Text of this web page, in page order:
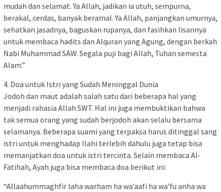
mudah dan selamat. Ya Allah, jadikan ia utuh, sempurna,
berakal, cerdas, banyak beramal. Ya Allah, panjangkan umurnya,
sehatkan jasadnya, baguskan rupanya, dan fasihkan lisannya
untuk membaca hadits dan Alquran yang Agung, dengan berkah
Nabi Muhammad SAW. Segala puji bagi Allah, Tuhan semesta
Alam.”
4. Doa untuk Istri yang Sudah Meninggal Dunia
Jodoh dan maut adalah salah satu dari beberapa hal yang
menjadi rahasia Allah SWT. Hal ini juga membuktikan bahwa
tak semua orang yang sudah berjodoh akan selalu bersama
selamanya. Beberapa suami yang terpaksa harus ditinggal sang
istri untuk menghadap Ilahi terlebih dahulu juga tetap bisa
memanjatkan doa untuk istri tercinta. Selain membaca Al-
Fatihah, Ayah juga bisa membaca doa berikut ini:
“Allaahummaghfir laha warham ha wa’aafi ha wa’fu anha wa